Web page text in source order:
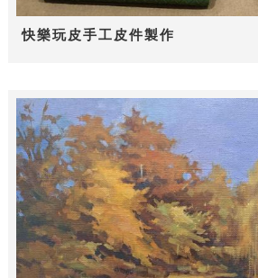
快樂玩皮手工皮件製作